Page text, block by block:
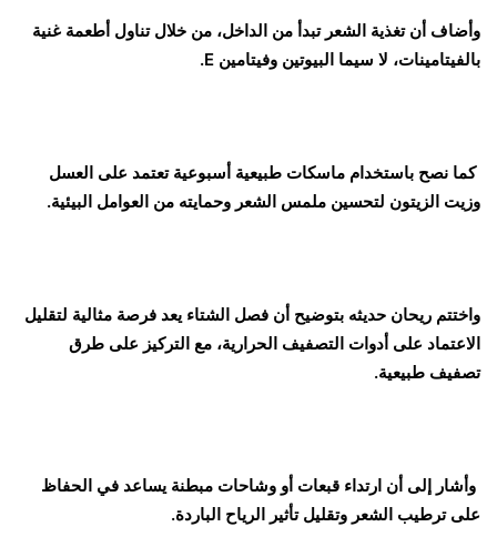
وأضاف أن تغذية الشعر تبدأ من الداخل، من خلال تناول أطعمة غنية
بالفيتامينات، لا سيما البيوتين وفيتامين E.
كما نصح باستخدام ماسكات طبيعية أسبوعية تعتمد على العسل
وزيت الزيتون لتحسين ملمس الشعر وحمايته من العوامل البيئية.
واختتم ريحان حديثه بتوضيح أن فصل الشتاء يعد فرصة مثالية لتقليل
الاعتماد على أدوات التصفيف الحرارية، مع التركيز على طرق
تصفيف طبيعية.
وأشار إلى أن ارتداء قبعات أو وشاحات مبطنة يساعد في الحفاظ
على ترطيب الشعر وتقليل تأثير الرياح الباردة.